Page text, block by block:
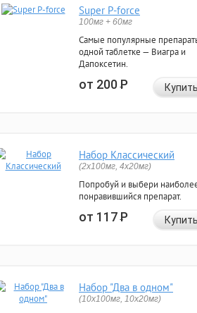
Super P-force
100мг + 60мг
Самые популярные
одной таблетке — Виагра и
Дапоксетин.
от 200Р Купить
Набор Классический
(2x100мг, 4x20мг)
Попробуй и выбери
понравившийся препарат.
от 117Р Купить
Набор "Два в одном"
(10x100мг, 10x20мг)